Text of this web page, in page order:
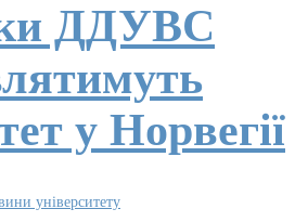
ДДУВС
у Норвегії
університету